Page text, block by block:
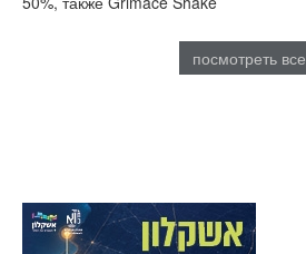
посмотреть все